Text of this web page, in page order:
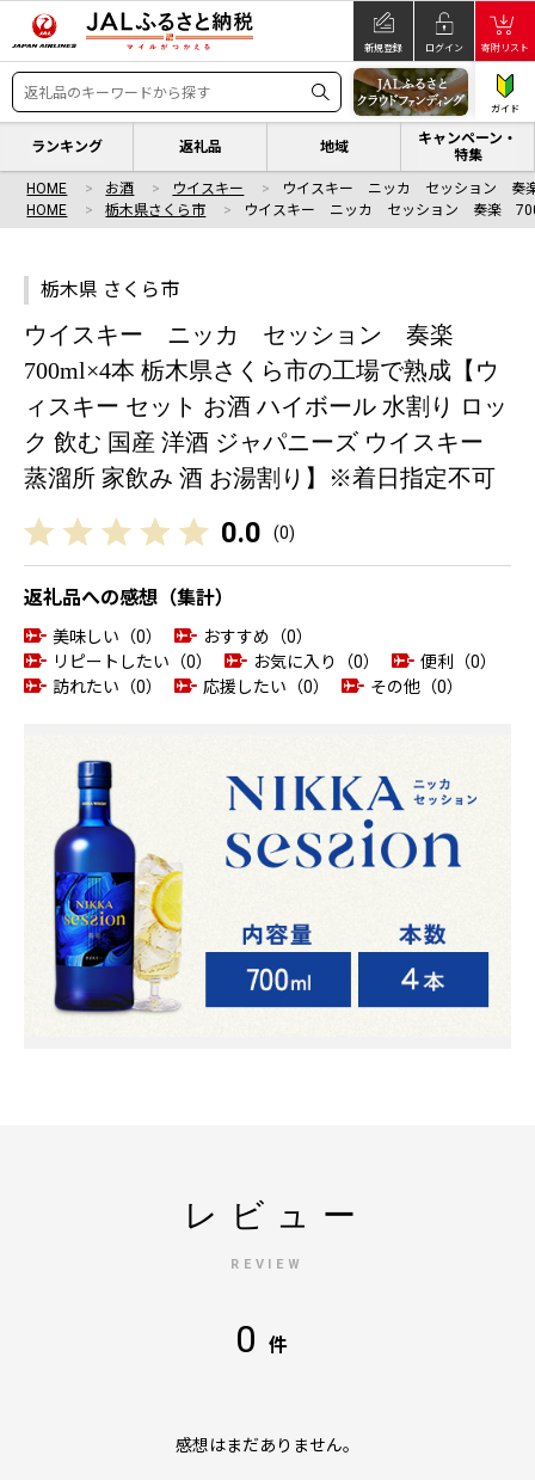
新規登録 ログイン 寄附リスト
ガイド
ランキング 返礼品 地域
キャンペーン・
特集
HOME お酒 ウイスキー
ウイスキー ニッカ セッション 奏
HOME
栃木県さくら市 ウイスキー ニッカ セッション 奏楽
栃木県 さくら市
ウイスキー ニッカ セッション 奏楽
700ml×4本 栃木県さくら市の工場で熟成【ウ
ィスキー セット お酒 ハイボール 水割り ロッ
ク 飲む 国産 洋酒 ジャパニーズ ウイスキー
蒸溜所 家飲み 酒 お湯割り】※着日指定不可
0.0 (0)
返礼品への感想（集計）
美味しい（0）
おすすめ（0）
リピートしたい（0）
お気に入り（0）
便利（0）
訪れたい（0）
応援したい（0） その他（0）
レビュー
REVIEW
0 件
感想はまだありません。